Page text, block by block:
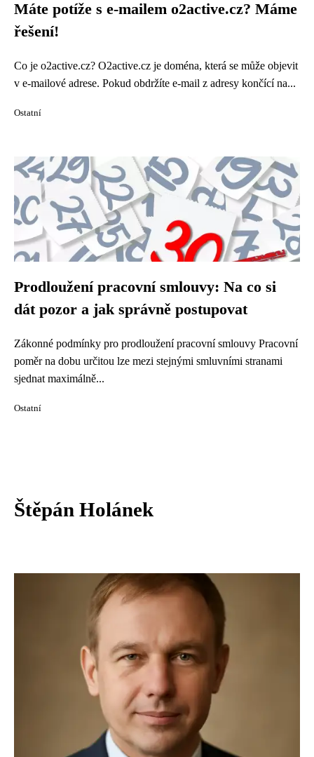
Máte potíže s e-mailem o2active.cz? Máme
řešení!
Co je o2active.cz? O2active.cz je doména, která se může objevit
v e-mailové adrese. Pokud obdržíte e-mail z adresy končící na...
Ostatní
Prodloužení pracovní smlouvy: Na co si
dát pozor a jak správně postupovat
Zákonné podmínky pro prodloužení pracovní smlouvy Pracovní
poměr na dobu určitou lze mezi stejnými smluvními stranami
sjednat maximálně...
Ostatní
Štěpán Holánek